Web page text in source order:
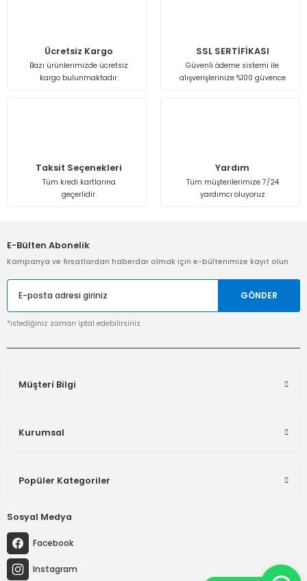
Ürün açıklamasında eksik bilgiler bulunuyor.
Ürün bilgilerinde hatalar bulunuyor.
Ücretsiz Kargo
Bazı ürünlerimizde ücretsiz
kargo bulunmaktadır.
SSL SERTİFİKASI
Güvenli ödeme sistemi ile
alışverişlerinize %100 güvence
Taksit Seçenekleri
Tüm kredi kartlarına
geçerlidir.
Yardım
Tüm müşterilerimize 7/24
yardımcı oluyoruz
E-Bülten Abonelik
Kampanya ve fırsatlardan haberdar olmak için e-bültenimize kayıt olun.
GÖNDER
*istediğiniz zaman iptal edebilirsiniz.
Müşteri Bilgi
Kurumsal
Popüler Kategoriler
Sosyal Medya
Facebook
Instagram